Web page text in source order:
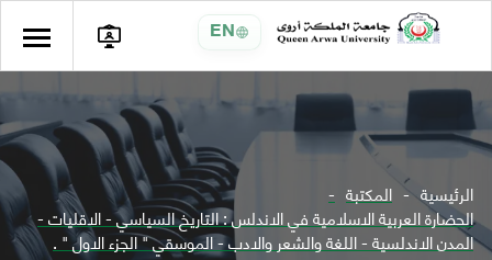
EN
الرئيسية المكتبة
الحضارة العربية الاسلامية في الاندلس : التاريخ السياسي - الاقليات -
المدن الاندلسية - اللغة والشعر والادب - الموسقي " الجزء الاول " .